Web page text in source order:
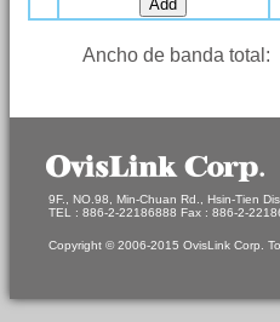
Ancho de banda total:
9F., NO.98, Min-Chuan Rd., Hsin-Tien
TEL : 886-2-22186888 Fax : 886-2-
Copyright © 2006-2015 OvisLink Corp.